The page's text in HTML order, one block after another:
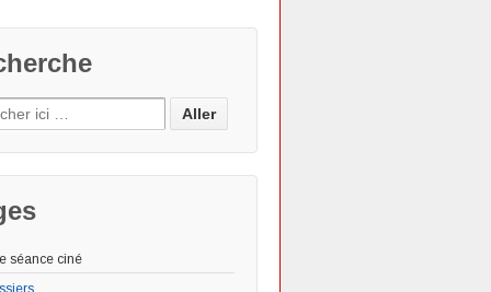
séance ciné
"Actus"